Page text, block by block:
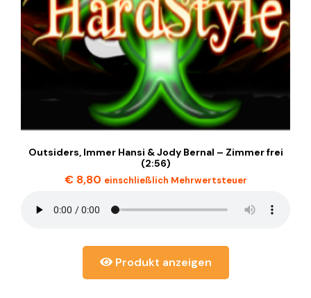
Outsiders, Immer Hansi & Jody Bernal – Zimmer frei
(2:56)
€8,80 einschließlich Mehrwertsteuer
Produkt anzeigen